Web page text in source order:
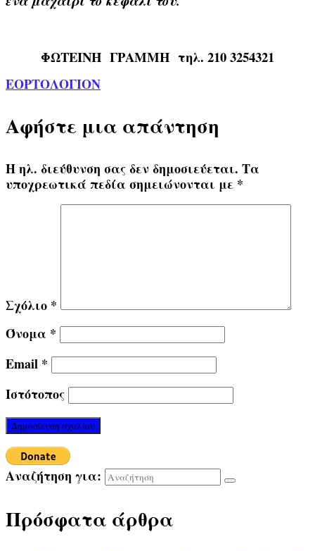
ΦΩΤΕΙΝΗ ΓΡΑΜΜΗ τηλ. 210 3254321
ΕΟΡΤΟΛΟΓΙΟΝ
Αφήστε μια απάντηση
Η ηλ. διεύθυνση σας δεν δημοσιεύεται. Τα
υποχρεωτικά πεδία σημειώνονται με *
Σχόλιο *
Όνομα *
Email *
Ιστότοπος
Αναζήτηση για:
Πρόσφατα άρθρα